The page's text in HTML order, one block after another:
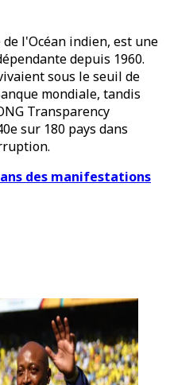
l'Océan indien, est une
depuis 1960.
sous le seuil de
mondiale, tandis
Transparency
sur 180 pays dans
des manifestations